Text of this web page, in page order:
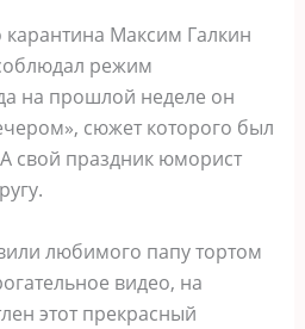
Максим Галкин
режим
на прошлой неделе он
сюжет которого был
свой праздник юморист
любимого папу тортом
видео, на
этот прекрасный